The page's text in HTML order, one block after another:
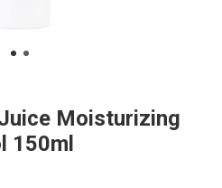
Moisturizing
150ml